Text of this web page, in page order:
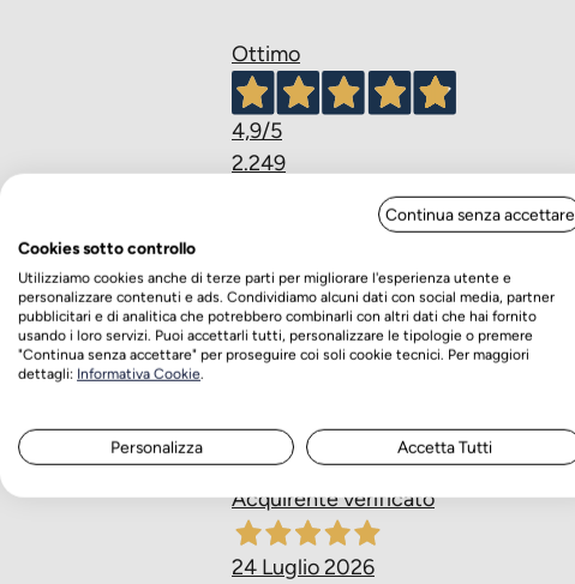
Ottimo
4,9/5
2.249
Clicca qui per leggerle tutte >
Precedente
Successivo
Tutto perfetto grazie!
Acquirente verificato
24 Luglio 2026
Continua senza accettare
Cookies sotto controllo
Utilizziamo cookies anche di terze parti per migliorare l'esperienza utente e
personalizzare contenuti e ads. Condividiamo alcuni dati con social media, partner
pubblicitari e di analitica che potrebbero combinarli con altri dati che hai fornito
usando i loro servizi. Puoi accettarli tutti, personalizzare le tipologie o premere
"Continua senza accettare" per proseguire coi soli cookie tecnici. Per maggiori
dettagli: Informativa Cookie.
Personalizza Accetta Tutti